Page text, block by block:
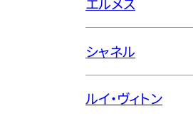
シャネル
ルイ・ヴィトン